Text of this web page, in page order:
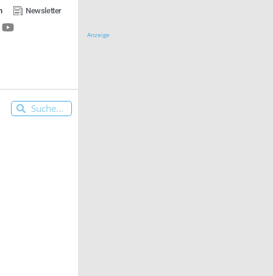
Newsletter
Anzeige